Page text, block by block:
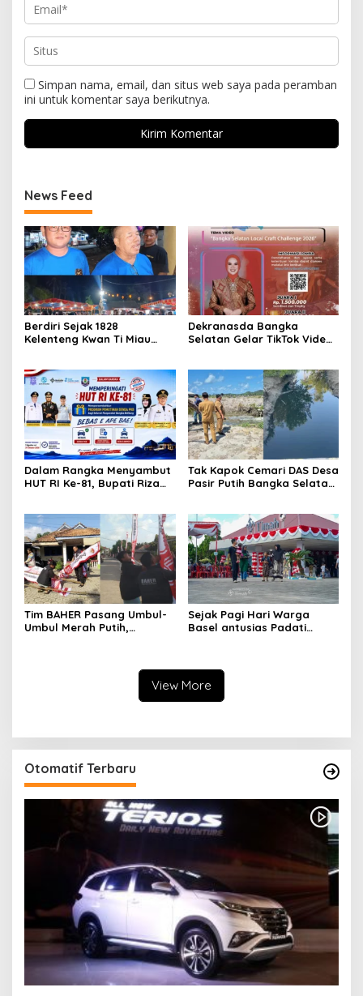
Simpan nama, email, dan situs web saya pada peramban
ini untuk komentar saya berikutnya.
News Feed
Berdiri Sejak 1828
Kelenteng Kwan Ti Miau
Meriah
Dekranasda Bangka
Selatan Gelar TikTok Video
Dalam Rangka Menyambut
HUT RI Ke-81, Bupati Riza
Pemutihan Pajak
Kendaraan Bermotor
Tak Kapok Cemari DAS Desa
Pasir Putih Bangka Selatan,
Tim BAHER Pasang Umbul-
Umbul Merah Putih,
Sejak Pagi Hari Warga
Basel antusias Padati
Kesehatan Gratis Hingga
Khitanan Massal
View More
Otomatif Terbaru